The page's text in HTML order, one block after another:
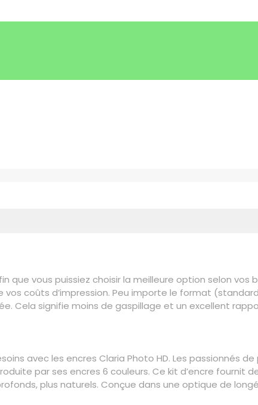
vous puissiez choisir la meilleure option selon vos
coûts d’impression. Peu importe le format
Cela signifie moins de gaspillage et un excellent
avec les encres Claria Photo HD. Les passionnés
par ses encres 6 couleurs. Ce kit d’encre fournit
plus naturels. Conçue dans une optique de